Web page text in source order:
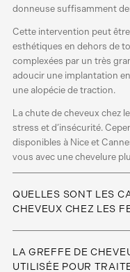
donneuse suffisamment
Cette intervention peut
esthétiques en dehors de
complexées par un très
adoucir une implantation
une alopécie de traction.
La chute de cheveux chez
stress et d’insécurité.
disponibles à Nice et
vous avec une chevelure
QUELLES SONT LES
CHEVEUX CHEZ LES
La chute de cheveux chez
facteurs, dont les
produisent pendant la
LA GREFFE DE
UTILISÉE POUR